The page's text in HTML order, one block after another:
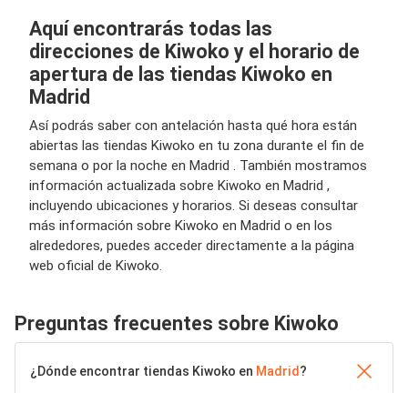
Aquí encontrarás todas las
direcciones de Kiwoko y el horario de
apertura de las tiendas Kiwoko en
Madrid
Así podrás saber con antelación hasta qué hora están
abiertas las tiendas Kiwoko en tu zona durante el fin de
semana o por la noche en Madrid . También mostramos
información actualizada sobre Kiwoko en Madrid ,
incluyendo ubicaciones y horarios. Si deseas consultar
más información sobre Kiwoko en Madrid o en los
alrededores, puedes acceder directamente a la página
web oficial de Kiwoko.
Preguntas frecuentes sobre Kiwoko
¿Dónde encontrar tiendas Kiwoko en Madrid ?